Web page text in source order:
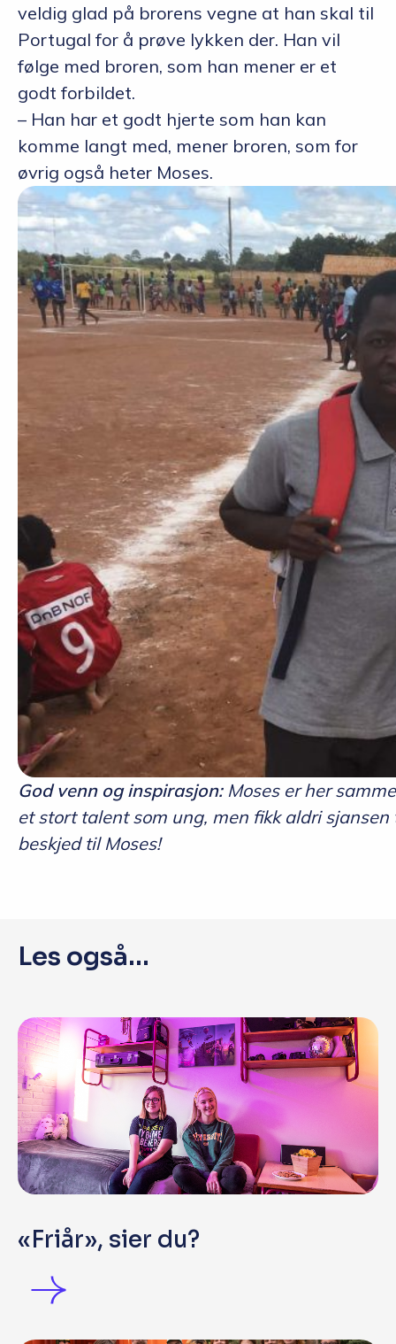
veldig glad på brorens vegne at han skal til
Portugal for å prøve lykken der. Han vil
følge med broren, som han mener er et
godt forbildet.
– Han har et godt hjerte som han kan
komme langt med, mener broren, som for
øvrig også heter Moses.
God venn og inspirasjon:Moses er her
et stort talent som ung, men fikk aldri
beskjed til Moses!
Les også...
«Friår», sier du?